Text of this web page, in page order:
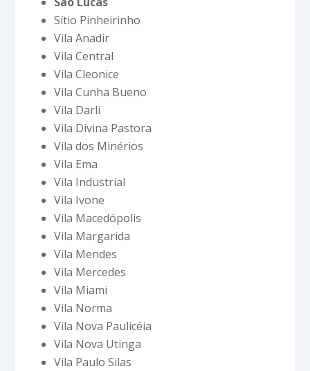
Sítio Pinheirinho
Vila Anadir
Vila Central
Vila Cleonice
Vila Cunha Bueno
Vila Darli
Vila Divina Pastora
Vila dos Minérios
Vila Ema
Vila Industrial
Vila Ivone
Vila Macedópolis
Vila Margarida
Vila Mendes
Vila Mercedes
Vila Miami
Vila Norma
Vila Nova Paulicéia
Vila Nova Utinga
Vila Paulo Silas